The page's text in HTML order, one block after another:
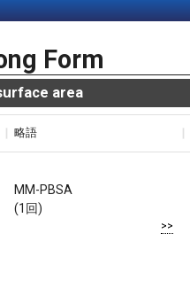
Form
area
略語
MM-PBSA
(1回)
>>